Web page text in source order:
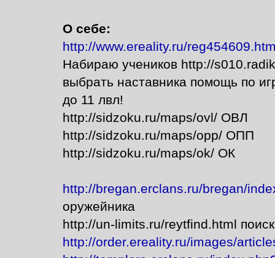
О себе:
http://www.ereality.ru/
Набираю учеников http://
выбрать наставника помощь по
до 11 лвл!
http://sidzoku.ru/maps/ovl/ ОВЛ
http://sidzoku.ru/maps/opp/ ОПП
http://sidzoku.ru/maps/ok/ ОК
http://bregan.erclans.ru/bregan/
оружейника
http://un-limits.ru/reytfind.html
http://order.ereality.ru/images/